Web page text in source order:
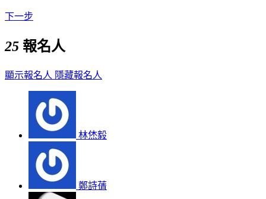
下一步
25 報名人
顯示報名人 隱藏報名人
林烋毅
鄭詩蒨